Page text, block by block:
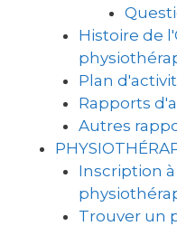
Histoire de
Plan
Rapports
Autres
Inscription
Trouver un